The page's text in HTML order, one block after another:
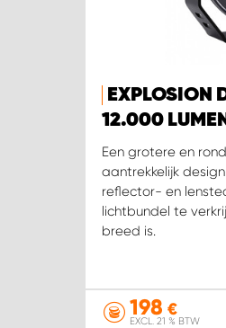
EXPLOSION
12.000 LUMEN
Een grotere en
aantrekkelijk
reflector- en
lichtbundel te
breed is.
198 €
EXCL. 21 % BTW